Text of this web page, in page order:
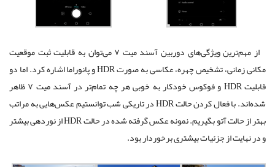
از مهم‌ترین ویژگی‌های دوربین آسند میت ۷ می‌توان به قابلیت ثبت موقعیت
مکانی زمانی، تشخیص چهره، عکاسی به صورت HDR و پانوراما اشاره کرد. اما دو
قابلیت HDR و فوکوس خودکار به خوبی هر چه تمام‌تر در آسند میت ۷ ظاهر
شده‌اند. با فعال کردن حالت HDR در تاریکی شب توانستیم عکس‌هایی به مراتب
بهتر از حالت آتو بگیریم. نمونه عکس گرفته شده در حالت HDR از نوردهی بیشتر
و در نهایت از جزئیات بیشتری برخوردار بود.